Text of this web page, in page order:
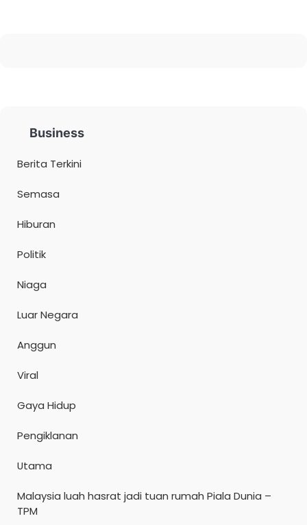
Business
Berita Terkini
Semasa
Hiburan
Politik
Niaga
Luar Negara
Anggun
Viral
Gaya Hidup
Pengiklanan
Utama
Malaysia luah hasrat jadi tuan rumah Piala Dunia –
TPM